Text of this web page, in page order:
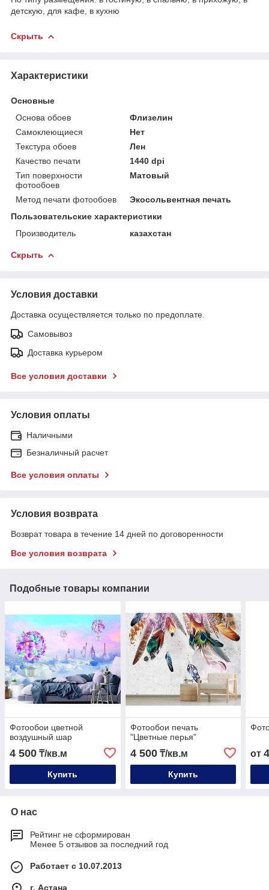
детскую, для кафе, в кухню
Скрыть
Характеристики
Основные
Основа обоев
Флизелин
Самоклеющиеся
Нет
Текстура обоев
Лен
Качество печати
1440 dpi
Тип поверхности
фотообоев
Матовый
Метод печати фотообоев
Экосольвентная печать
Пользовательские характеристики
Производитель
казахстан
Скрыть
Условия доставки
Доставка осуществляется только по предоплате.
Самовывоз
Доставка курьером
Все условия доставки
Условия оплаты
Наличными
Безналичный расчет
Все условия оплаты
Условия возврата
Возврат товара в течение 14 дней по договоренности
Все условия возврата
Подобные товары компании
Фотообои цветной
воздушный шар
4 500 ₸/кв.м
Купить
Фотообои печать
"Цветные перья"
4 500₸/кв.м
Купить
от
О нас
Рейтинг не сформирован
Менее 5 отзывов за последний год
Работает с 10.07.2013
г. Астана